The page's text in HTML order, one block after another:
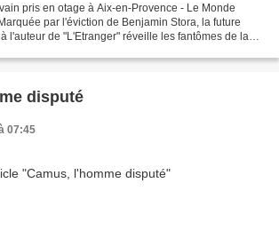
pris en otage à Aix-en-Provence - Le Monde
par l'éviction de Benjamin Stora, la future
l'auteur de "L'Etranger" réveille les fantômes de la
a-aix-en-provence_1760451_3260.html...
disputé
07:45